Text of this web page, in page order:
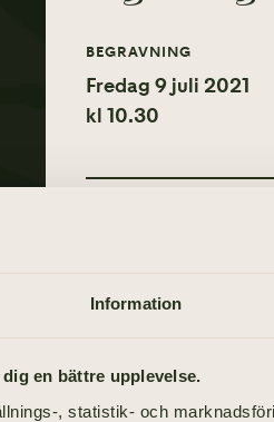
Information
en bättre upplevelse.
, statistik- och
BEGRAVNING
Fredag 9 juli 2021
kl 10.30
TIDNINGSANNONSER